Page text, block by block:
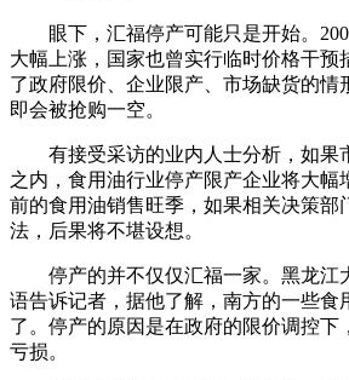
眼下，汇福停产可能只是开始。
大幅上涨，国家也曾实行临时价格干预
了政府限价、企业限产、市场缺货的情
即会被抢购一空。
有接受采访的业内人士分析，如果
之内，食用油行业停产限产企业将大幅
前的食用油销售旺季，如果相关决策部
法，后果将不堪设想。
停产的并不仅仅汇福一家。黑龙江
语告诉记者，据他了解，南方的一些食
了。停产的原因是在政府的限价调控下
亏损。